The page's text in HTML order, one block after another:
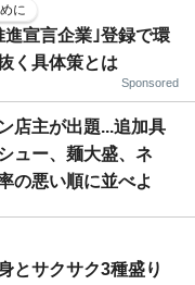
に
宣言企業｣登録で環
く具体策とは
Sponsored
店主が出題...追加具
ュー、麺大盛、ネ
の悪い順に並べよ
とサクサク3種盛り